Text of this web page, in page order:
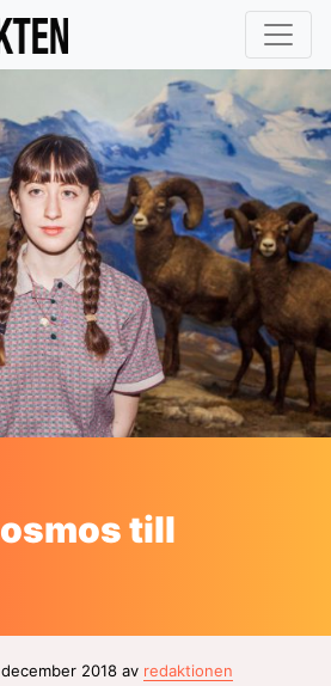
till
2018 av redaktionen